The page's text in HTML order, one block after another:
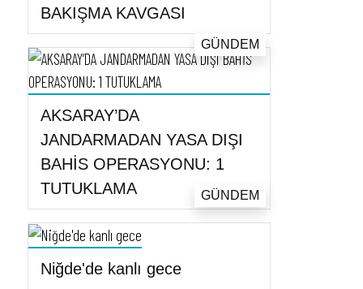
BAKIŞMA KAVGASI
GÜNDEM
AKSARAY’DA
JANDARMADAN YASA DIŞI
BAHİS OPERASYONU: 1
TUTUKLAMA
GÜNDEM
Niğde'de kanlı gece